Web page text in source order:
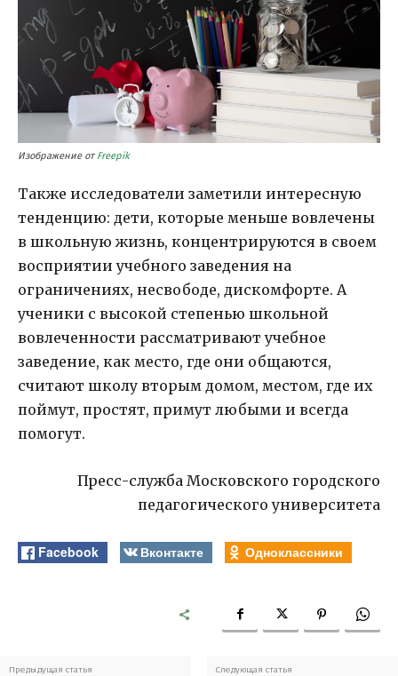
Изображение отFreepik
Также исследователи заметили интересную
тенденцию: дети, которые меньше вовлечены
в школьную жизнь, концентрируются в своем
восприятии учебного заведения на
ограничениях, несвободе, дискомфорте. А
ученики с высокой степенью школьной
вовлеченности рассматривают учебное
заведение, как место, где они общаются,
считают школу вторым домом, местом, где их
поймут, простят, примут любыми и всегда
помогут.
Пресс-служба Московского городского
педагогического университета
Facebook Вконтакте Одноклассники
Предыдущая статья Следующая статья